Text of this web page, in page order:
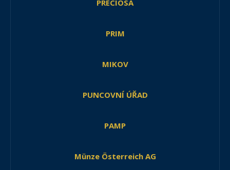
PRECIOSA
PRIM
MIKOV
PUNCOVNÍ ÚŘAD
PAMP
Münze Österreich AG